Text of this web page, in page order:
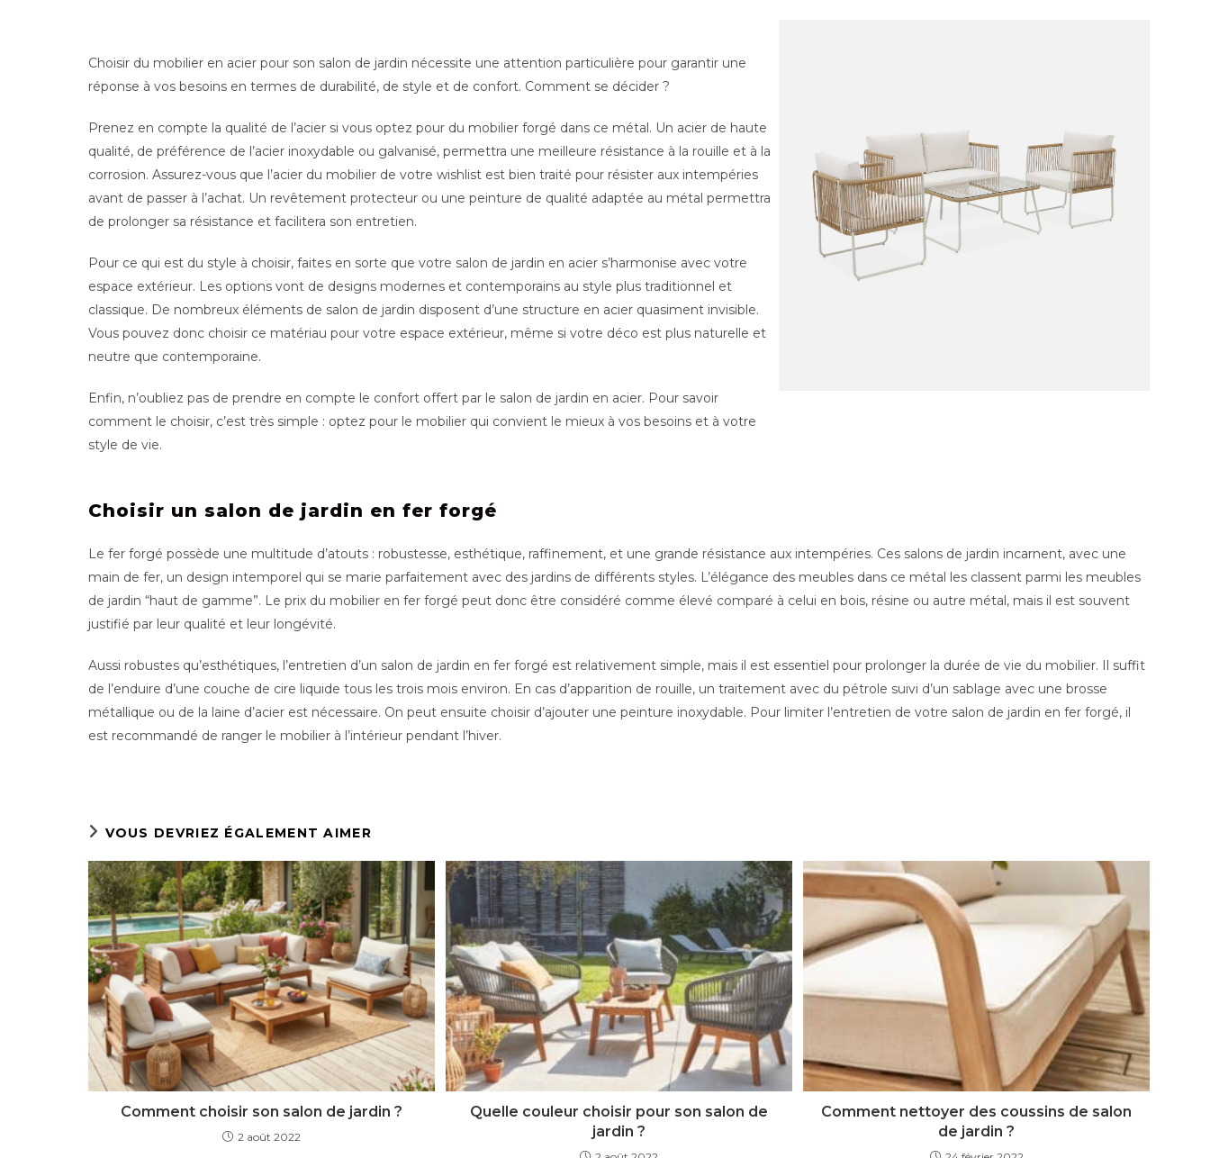
Choisir du mobilier en acier pour son salon de jardin nécessite une attention particulière pour garantir une
réponse à vos besoins en termes de durabilité, de style et de confort. Comment se décider ?
Prenez en compte la qualité de l’acier si vous optez pour du mobilier forgé dans ce métal. Un acier de haute
qualité, de préférence de l’acier inoxydable ou galvanisé, permettra une meilleure résistance à la rouille et à la
corrosion. Assurez-vous que l’acier du mobilier de votre wishlist est bien traité pour résister aux intempéries
avant de passer à l’achat. Un revêtement protecteur ou une peinture de qualité adaptée au métal permettra
de prolonger sa résistance et facilitera son entretien.
Pour ce qui est du style à choisir, faites en sorte que votre salon de jardin en acier s’harmonise avec votre
espace extérieur. Les options vont de designs modernes et contemporains au style plus traditionnel et
classique. De nombreux éléments de salon de jardin disposent d’une structure en acier quasiment invisible.
Vous pouvez donc choisir ce matériau pour votre espace extérieur, même si votre déco est plus naturelle et
neutre que contemporaine.
Enfin, n’oubliez pas de prendre en compte le confort offert par le salon de jardin en acier. Pour savoir
comment le choisir, c’est très simple : optez pour le mobilier qui convient le mieux à vos besoins et à votre
style de vie.
Choisir un salon de jardin en fer forgé
Le fer forgé possède une multitude d’atouts : robustesse, esthétique, raffinement, et une grande résistance aux intempéries. Ces salons de jardin incarnent, avec une
main de fer, un design intemporel qui se marie parfaitement avec des jardins de différents styles. L’élégance des meubles dans ce métal les classent parmi les meubles
de jardin “haut de gamme”. Le prix du mobilier en fer forgé peut donc être considéré comme élevé comparé à celui en bois, résine ou autre métal, mais il est souvent
justifié par leur qualité et leur longévité.
Aussi robustes qu’esthétiques, l’entretien d’un salon de jardin en fer forgé est relativement simple, mais il est essentiel pour prolonger la durée de vie du mobilier. Il suffit
de l’enduire d’une couche de cire liquide tous les trois mois environ. En cas d’apparition de rouille, un traitement avec du pétrole suivi d’un sablage avec une brosse
métallique ou de la laine d’acier est nécessaire. On peut ensuite choisir d’ajouter une peinture inoxydable. Pour limiter l’entretien de votre salon de jardin en fer forgé, il
est recommandé de ranger le mobilier à l’intérieur pendant l’hiver.
VOUS DEVRIEZ ÉGALEMENT AIMER
Comment choisir son salon de jardin ?
2 août 2022
Quelle couleur choisir pour son salon de
jardin ?
Comment nettoyer des coussins de salon
de jardin ?